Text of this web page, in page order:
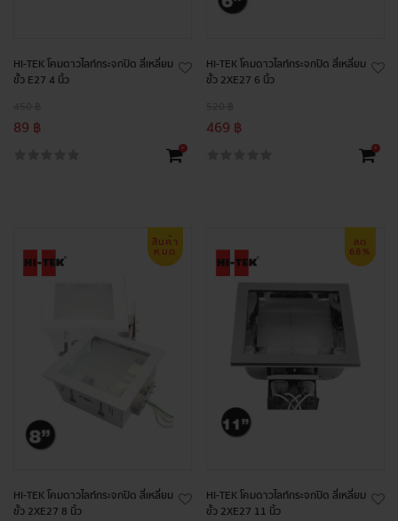
HI-TEK โคมดาวไลท์กระจกปิด สี่เหลี่ยม
ขั้ว E27 4 นิ้ว
89 ฿
+
HI-TEK โคมดาวไลท์กระจกปิด สี่เหลี่ยม
ขั้ว 2XE27 6 นิ้ว
469 ฿
+
สินค้า
หมด
HI-TEK โคมดาวไลท์กระจกปิด สี่เหลี่ยม
ขั้ว 2XE27 8 นิ้ว
ลด
68%
HI-TEK โคมดาวไลท์กระจกปิด สี่เหลี่ยม
ขั้ว 2XE27 11 นิ้ว